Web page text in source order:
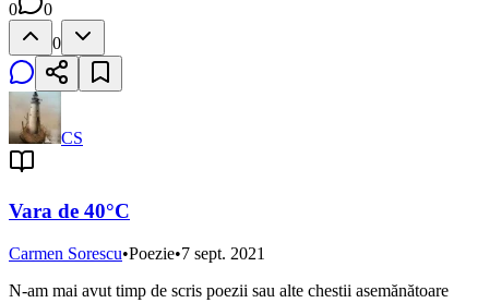
0
0
0
CS
Vara de 40°C
Carmen Sorescu•Poezie•7 sept. 2021
N-am mai avut timp de scris poezii sau alte chestii asemănătoare